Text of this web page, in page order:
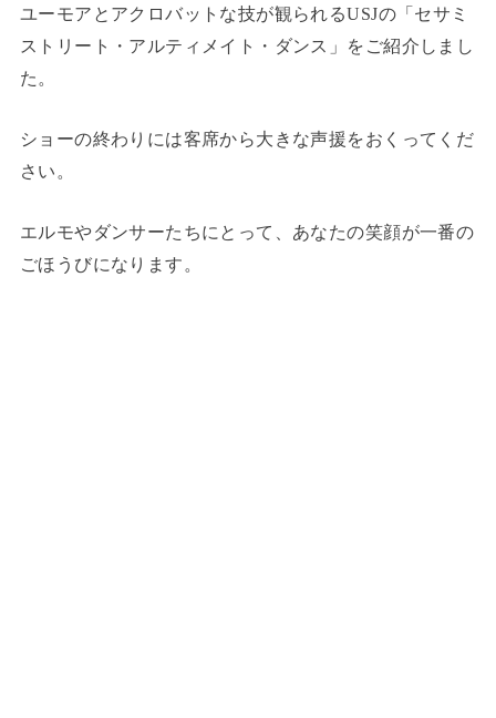
ユーモアとアクロバットな技が観られるUSJの「セサミ
ストリート・アルティメイト・ダンス」をご紹介しまし
た。
ショーの終わりには客席から大きな声援をおくってくだ
さい。
エルモやダンサーたちにとって、あなたの笑顔が一番の
ごほうびになります。